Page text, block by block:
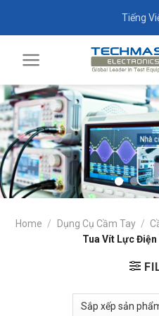
Tiếng
Home / Dụng Cụ Cầm Tay /
Tua Vít Lực